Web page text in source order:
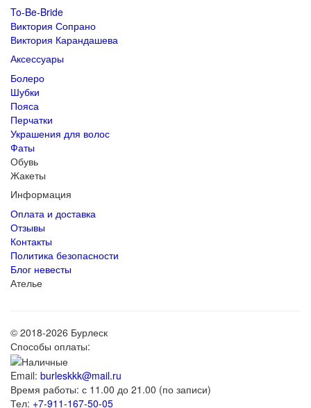
To-Be-Bride
Виктория Сопрано
Виктория Карандашева
Аксессуары
Болеро
Шубки
Пояса
Перчатки
Украшения для волос
Фаты
Обувь
Жакеты
Информация
Оплата и доставка
Отзывы
Контакты
Политика безопасности
Блог невесты
Ателье
© 2018-2026 Бурлеск
Способы оплаты:
Email: burleskkk@mail.ru
Время работы: с 11.00 до 21.00 (по записи)
Тел: +7-911-167-50-05